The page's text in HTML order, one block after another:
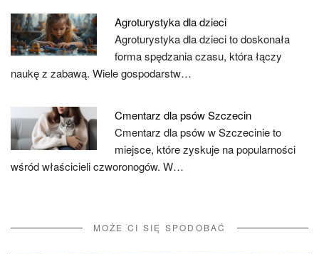
Agroturystyka dla dzieci
Agroturystyka dla dzieci to doskonała
forma spędzania czasu, która łączy
naukę z zabawą. Wiele gospodarstw…
Cmentarz dla psów Szczecin
Cmentarz dla psów w Szczecinie to
miejsce, które zyskuje na popularności
wśród właścicieli czworonogów. W…
MOŻE CI SIĘ SPODOBAĆ